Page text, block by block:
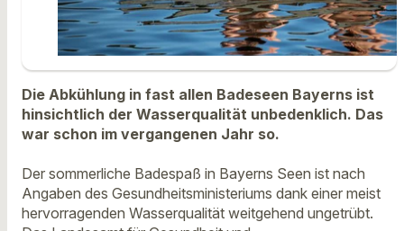
Die Abkühlung in fast allen Badeseen Bayerns ist
hinsichtlich der Wasserqualität unbedenklich. Das
war schon im vergangenen Jahr so.
Der sommerliche Badespaß in Bayerns Seen ist nach
Angaben des Gesundheitsministeriums dank einer meist
hervorragenden Wasserqualität weitgehend ungetrübt.